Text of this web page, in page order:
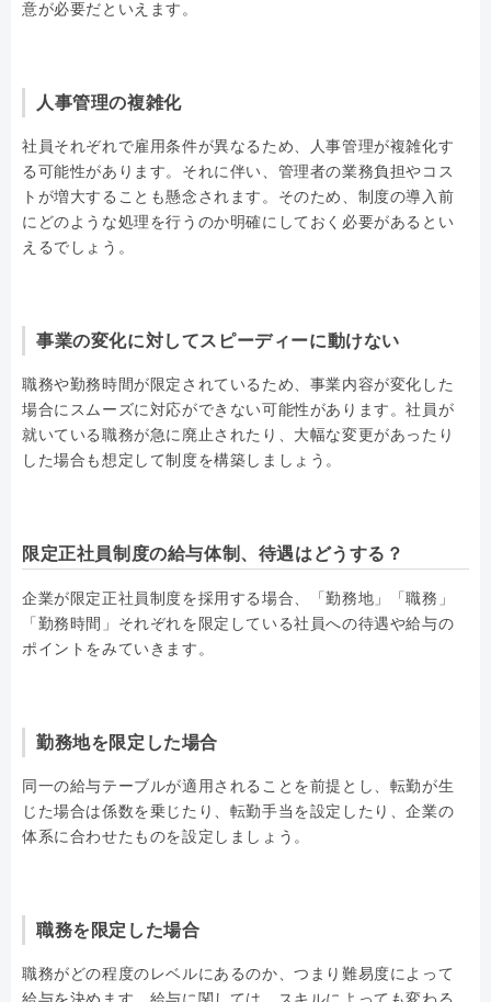
意が必要だといえます。
人事管理の複雑化
社員それぞれで雇用条件が異なるため、人事管理が複雑化す
る可能性があります。それに伴い、管理者の業務負担やコス
トが増大することも懸念されます。そのため、制度の導入前
にどのような処理を行うのか明確にしておく必要があるとい
えるでしょう。
事業の変化に対してスピーディーに動けない
職務や勤務時間が限定されているため、事業内容が変化した
場合にスムーズに対応ができない可能性があります。社員が
就いている職務が急に廃止されたり、大幅な変更があったり
した場合も想定して制度を構築しましょう。
限定正社員制度の給与体制、待遇はどうする？
企業が限定正社員制度を採用する場合、「勤務地」「職務」
「勤務時間」それぞれを限定している社員への待遇や給与の
ポイントをみていきます。
勤務地を限定した場合
同一の給与テーブルが適用されることを前提とし、転勤が生
じた場合は係数を乗じたり、転勤手当を設定したり、企業の
体系に合わせたものを設定しましょう。
職務を限定した場合
職務がどの程度のレベルにあるのか、つまり難易度によって